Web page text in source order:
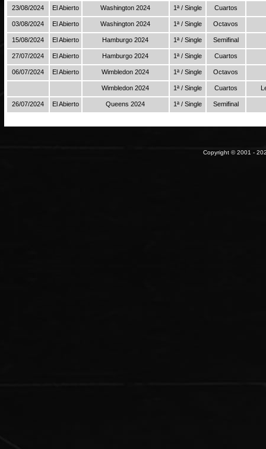
23/08/2024 El Abierto Washington 2024 1ª / Single Cuartos
03/08/2024 El Abierto Washington 2024 1ª / Single Octavos
15/08/2024 El Abierto Hamburgo 2024 1ª / Single Semifinal
27/07/2024 El Abierto Hamburgo 2024 1ª / Single Cuartos
06/07/2024 El Abierto Wimbledon 2024 1ª / Single Octavos
Wimbledon 2024 1ª / Single Cuartos
26/07/2024 El Abierto Queens 2024 1ª / Single Semifinal
Copyright © 2001 -